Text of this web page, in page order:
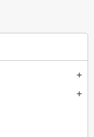
add
add